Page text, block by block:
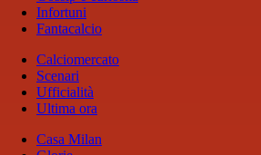
Infortuni
Fantacalcio
Calciomercato
Scenari
Ufficialità
Ultima ora
Casa Milan